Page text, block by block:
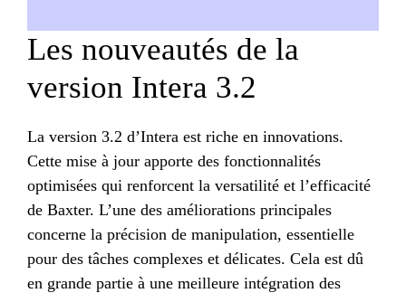
Les nouveautés de la
version Intera 3.2
La version 3.2 d’Intera est riche en innovations.
Cette mise à jour apporte des fonctionnalités
optimisées qui renforcent la versatilité et l’efficacité
de Baxter. L’une des améliorations principales
concerne la précision de manipulation, essentielle
pour des tâches complexes et délicates. Cela est dû
en grande partie à une meilleure intégration des